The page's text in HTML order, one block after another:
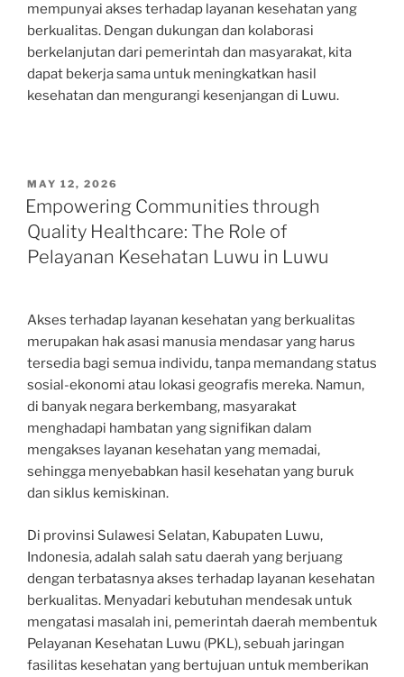
mempunyai akses terhadap layanan kesehatan yang
berkualitas. Dengan dukungan dan kolaborasi
berkelanjutan dari pemerintah dan masyarakat, kita
dapat bekerja sama untuk meningkatkan hasil
kesehatan dan mengurangi kesenjangan di Luwu.
POSTED
ON
MAY 12, 2026
Empowering Communities through
Quality Healthcare: The Role of
Pelayanan Kesehatan Luwu in Luwu
Akses terhadap layanan kesehatan yang berkualitas
merupakan hak asasi manusia mendasar yang harus
tersedia bagi semua individu, tanpa memandang status
sosial-ekonomi atau lokasi geografis mereka. Namun,
di banyak negara berkembang, masyarakat
menghadapi hambatan yang signifikan dalam
mengakses layanan kesehatan yang memadai,
sehingga menyebabkan hasil kesehatan yang buruk
dan siklus kemiskinan.
Di provinsi Sulawesi Selatan, Kabupaten Luwu,
Indonesia, adalah salah satu daerah yang berjuang
dengan terbatasnya akses terhadap layanan kesehatan
berkualitas. Menyadari kebutuhan mendesak untuk
mengatasi masalah ini, pemerintah daerah membentuk
Pelayanan Kesehatan Luwu (PKL), sebuah jaringan
fasilitas kesehatan yang bertujuan untuk memberikan